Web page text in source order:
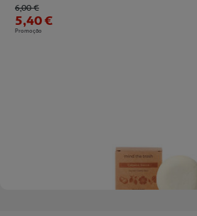
Price reduced from
6,00 €to
5,40 €
Promoção